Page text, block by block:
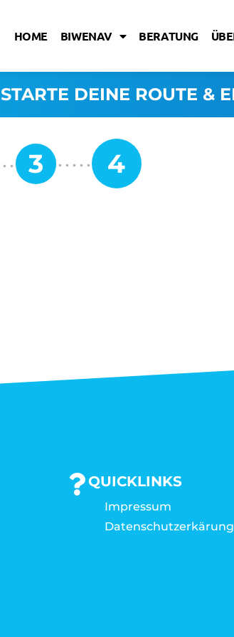
HOME BIWENAV BERATUNG
STARTE DEINE ROUTE &
QUICKLINKS
Impressum
Datenschutzerkärung